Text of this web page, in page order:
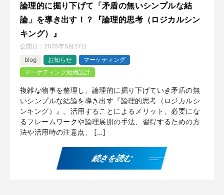
論理的に掘り下げて「矛盾の無いシンプルな結
論」を導き出す！？『論理的思考（ロジカルシン
キング）』
公開日： 2025年5月27日
blog
お知らせ
マーケティング
マーケティング組織設計
複雑な物事を整理し、論理的に掘り下げていき矛盾の無
いシンプルな結論を導き出す『論理的思考（ロジカルシ
ンキング）』。活用することによるメリット、必要にな
るフレームワークや論理展開の手法、習得するための方
法や活用時の注意点、 […]
続きを読む